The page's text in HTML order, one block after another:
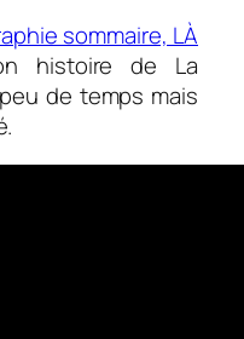
sommaire, LÀ
histoire de La
de temps mais